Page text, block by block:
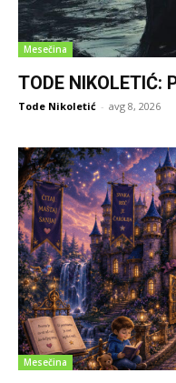
Mesečina
TODE NIKOLETIĆ:
Tode Nikoletić - avg 8, 2026
Mesečina